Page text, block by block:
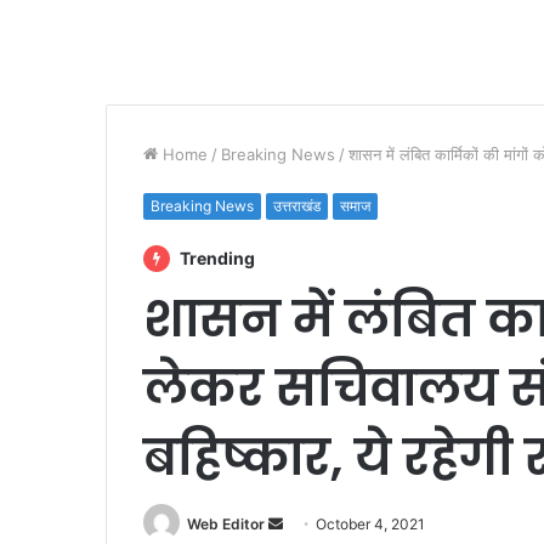
Home / Breaking News / शासन में लंबित कार्मिकों की मांगों
Breaking News उत्तराखंड समाज
Trending
शासन में लंबित
लेकर सचिवालय
बहिष्कार, ये रहेगी
Web Editor October 4, 2021